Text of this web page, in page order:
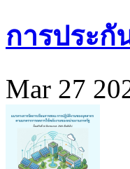
การประกั
Mar 27